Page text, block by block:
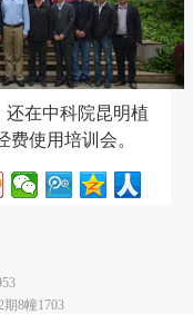
还在中科院昆明植
费使用培训会。
8幢1703